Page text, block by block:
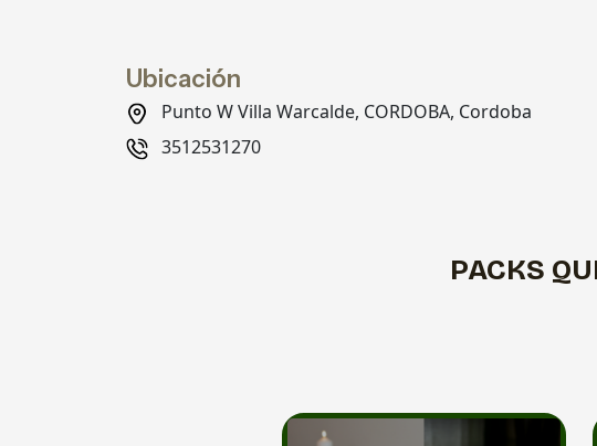
Ubicación
Punto W Villa Warcalde, CORDOBA, Cordoba
3512531270
PACKS